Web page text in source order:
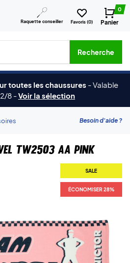
Raquette conseiller Favoris (0)
0
Panier
de marques, etc.
Recherche
toutes les chaussures -Valable
8 -Voir la sélection
Besoin d'aide ?
TW2503 AA Pink
SALE
ÉCONOMISER 28%
SALE
ÉCONOMISER 28%